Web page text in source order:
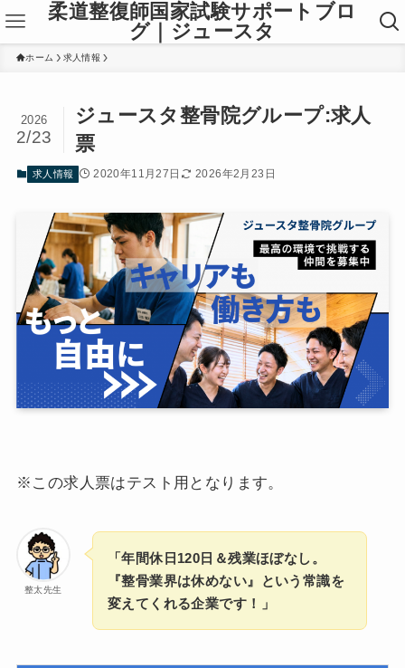
柔道整復師国家試験サポートブロ
グ｜ジュースタ
ホーム 求人情報
ジュースタ整骨院グループ:求人
票
2026
2/23
求人情報 2020年11月27日 2026年2月23日
※この求人票はテスト用となります。
整太先生
「年間休日120日＆残業ほぼなし。
『整骨業界は休めない』という常識を
変えてくれる企業です！」